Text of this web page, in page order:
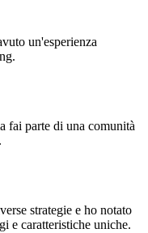
un'esperienza
fai parte di una comunità
strategie e ho notato
e caratteristiche uniche.